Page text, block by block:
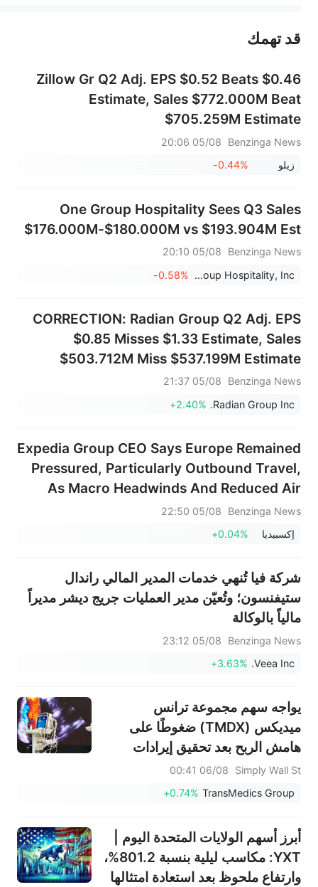
عند الضرورة، يرجى استشارة مستشار استثمار محترف. لا تقدم منصة سهم أي مشورة استثمارية، ولا تقدم أي التزامات أو ضمانات.
قد تهمك
Zillow Gr Q2 Adj. EPS $0.52 Beats $0.46
Estimate, Sales $772.000M Beat
$705.259M Estimate
Benzinga News
05/08 20:06
زيلو
-0.44%
One Group Hospitality Sees Q3 Sales
$176.000M-$180.000M vs $193.904M Est
Benzinga News
05/08 20:10
ONE Group Hospitality, Inc.
-0.58%
CORRECTION: Radian Group Q2 Adj. EPS
$0.85 Misses $1.33 Estimate, Sales
$503.712M Miss $537.199M Estimate
Benzinga News
05/08 21:37
Radian Group Inc.
+2.40%
Expedia Group CEO Says Europe Remained
Pressured, Particularly Outbound Travel,
As Macro Headwinds And Reduced Air
Capacity Weighed On Demand; APAC
Rebounded From The Disruption Related
Were Up 8%, Driven By O...
Benzinga News
05/08 22:50
اٍكسبيديا
+0.04%
شركة فيا تُنهي خدمات المدير المالي راندال
ستيفنسون؛ وتُعيّن مدير العمليات جريج ديشر مديراً
مالياً بالوكالة
Benzinga News
05/08 23:12
Veea Inc.
+3.63%
يواجه سهم مجموعة ترانس
ميديكس (TMDX) ضغوطًا على
هامش الربح بعد تحقيق إيرادات
قياسية
Simply Wall St
06/08 00:41
TransMedics Group
+0.74%
أبرز أسهم الولايات المتحدة اليوم |
YXT: مكاسب ليلية بنسبة 801.2%،
وارتفاع ملحوظ بعد استعادة امتثالها